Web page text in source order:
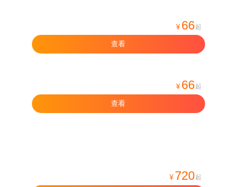
¥ 66 起
查看
¥ 66 起
查看
¥ 720 起